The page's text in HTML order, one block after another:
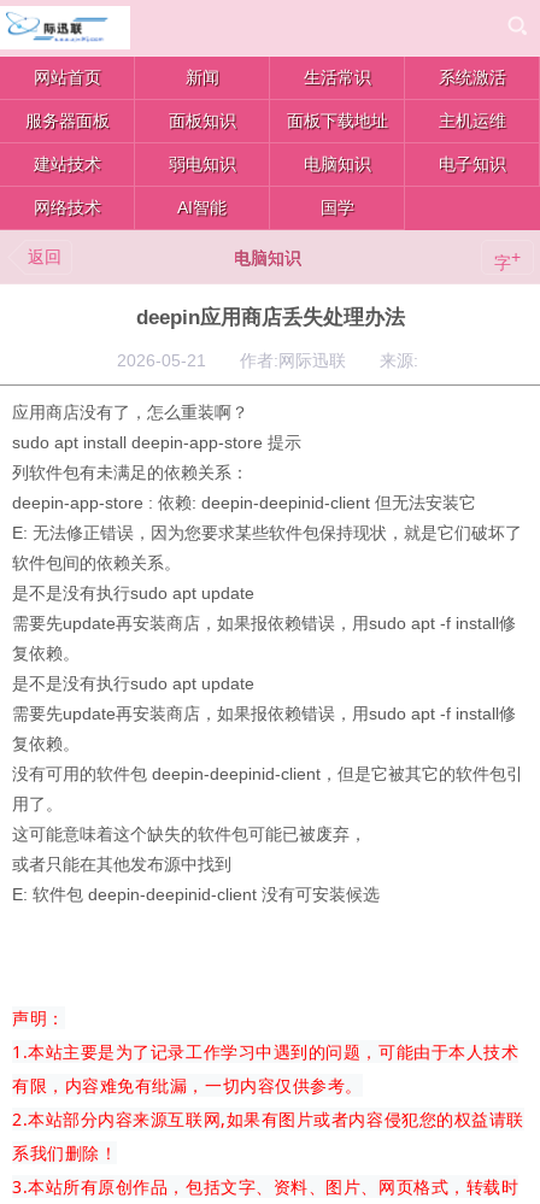
网站首页 新闻 生活常识 系统激活
服务器面板 面板知识 面板下载地址 主机运维
建站技术 弱电知识 电脑知识 电子知识
网络技术 AI智能 国学
返回 电脑知识 字+
deepin应用商店丢失处理办法
2026-05-21 作者:网际迅联 来源:
应用商店没有了，怎么重装啊？
sudo apt install deepin-app-store 提示
列软件包有未满足的依赖关系：
deepin-app-store : 依赖: deepin-deepinid-client 但无法安装它
E: 无法修正错误，因为您要求某些软件包保持现状，就是它们破坏了
软件包间的依赖关系。
是不是没有执行sudo apt update
需要先update再安装商店，如果报依赖错误，用sudo apt -f install修
复依赖。
是不是没有执行sudo apt update
需要先update再安装商店，如果报依赖错误，用sudo apt -f install修
复依赖。
没有可用的软件包 deepin-deepinid-client，但是它被其它的软件包引
用了。
这可能意味着这个缺失的软件包可能已被废弃，
或者只能在其他发布源中找到
E: 软件包 deepin-deepinid-client 没有可安装候选
声明：
1.本站主要是为了记录工作学习中遇到的问题，可能由于本人技术
有限，内容难免有纰漏，一切内容仅供参考。
2.本站部分内容来源互联网,如果有图片或者内容侵犯您的权益请联
系我们删除！
3.本站所有原创作品，包括文字、资料、图片、网页格式，转载时